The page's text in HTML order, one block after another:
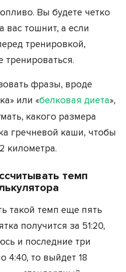
Вы будете четко
вас тошнит, а если
тренировкой,
фразы, вроде
или «белковая диета»,
какого размера
гречневой каши, чтобы
километра.
темп
такой темп еще пять
получится за 51:20,
и последние три
4:40, то выйдет 18